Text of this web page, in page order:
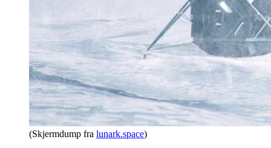
(Skjermdump fra lunark.space)